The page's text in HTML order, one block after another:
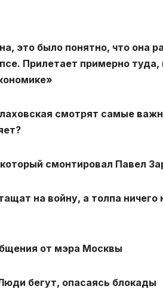
это было понятно, что она
Прилетает примерно
смотрят самые
смонтировал Павел
на войну, а толпа
от мэра Москвы
бегут, опасаясь блокады